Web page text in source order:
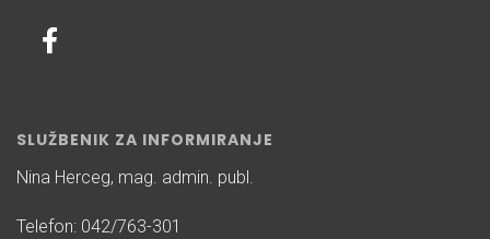
SLUŽBENIK ZA INFORMIRANJE
Nina Herceg, mag. admin. publ.
Telefon: 042/763-301